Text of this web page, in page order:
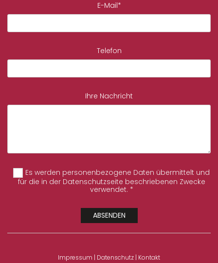
E-Mail*
Telefon
Ihre Nachricht
Es werden personenbezogene Daten übermittelt und
für die in der Datenschutzseite beschriebenen Zwecke
verwendet. *
Impressum | Datenschutz | Kontakt